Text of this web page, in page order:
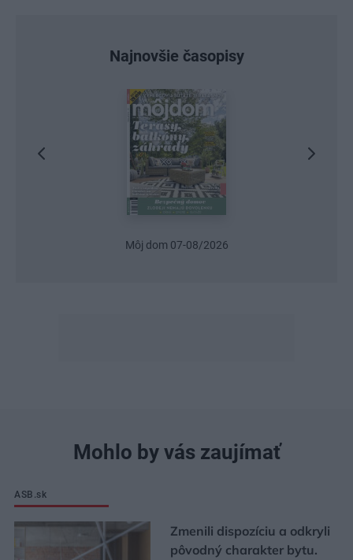
Najnovšie časopisy
Urob si sám 6/2026
Mohlo by vás zaujímať
ASB.sk
Zmenili dispozíciu a odkryli
pôvodný charakter bytu.